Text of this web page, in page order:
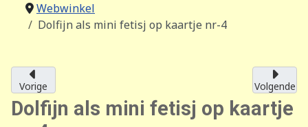
Webwinkel
Dolfijn als mini fetisj op kaartje nr-4
Vorige Volgende
Dolfijn als mini fetisj op kaartje